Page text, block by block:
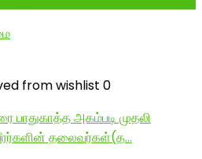
from wishlist 0